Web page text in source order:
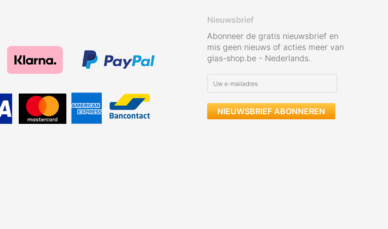
Nieuwsbrief
Abonneer de gratis nieuwsbrief en
mis geen nieuws of acties meer van
glas-shop.be - Nederlands.
NIEUWSBRIEF ABONNEREN